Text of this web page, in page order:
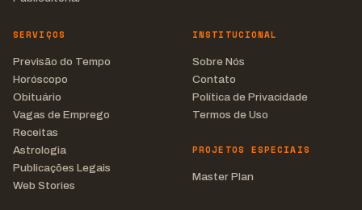
SERVIÇOS
Previsão do Tempo
Horóscopo
Obituário
Vagas de Emprego
Receitas
Astrologia
Publicações Legais
Web Stories
INSTITUCIONAL
Sobre Nós
Contato
Política de Privacidade
Termos de Uso
PROJETOS ESPECIAIS
Master Plan